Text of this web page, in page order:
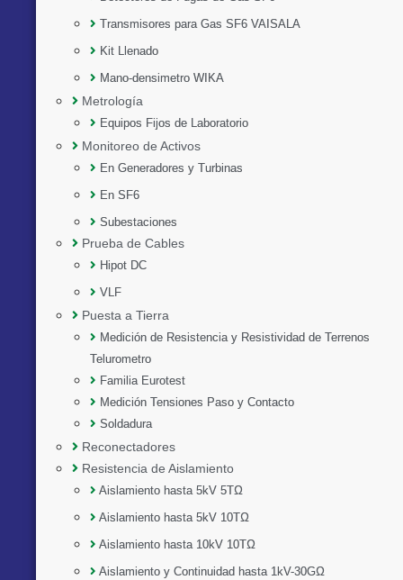
Transmisores para Gas SF6 VAISALA
Kit Llenado
Mano-densimetro WIKA
Metrología
Equipos Fijos de Laboratorio
Monitoreo de Activos
En Generadores y Turbinas
En SF6
Subestaciones
Prueba de Cables
Hipot DC
VLF
Puesta a Tierra
Medición de Resistencia y Resistividad de Terrenos
Telurometro
Familia Eurotest
Medición Tensiones Paso y Contacto
Soldadura
Reconectadores
Resistencia de Aislamiento
Aislamiento hasta 5kV 5TΩ
Aislamiento hasta 5kV 10TΩ
Aislamiento hasta 10kV 10TΩ
Aislamiento y Continuidad hasta 1kV-30GΩ